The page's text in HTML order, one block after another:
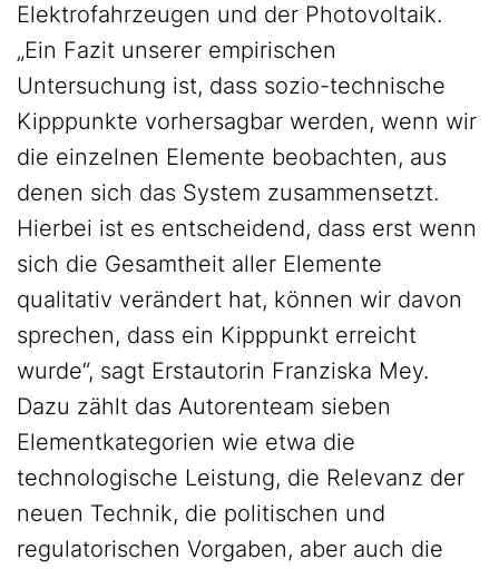
Elektrofahrzeugen und der Photovoltaik.
„Ein Fazit unserer empirischen
Untersuchung ist, dass sozio-technische
Kipppunkte vorhersagbar werden, wenn wir
die einzelnen Elemente beobachten, aus
denen sich das System zusammensetzt.
Hierbei ist es entscheidend, dass erst wenn
sich die Gesamtheit aller Elemente
qualitativ verändert hat, können wir davon
sprechen, dass ein Kipppunkt erreicht
wurde“, sagt Erstautorin Franziska Mey.
Dazu zählt das Autorenteam sieben
Elementkategorien wie etwa die
technologische Leistung, die Relevanz der
neuen Technik, die politischen und
regulatorischen Vorgaben, aber auch die